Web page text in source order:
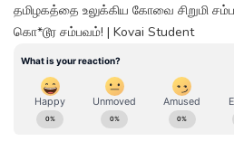
தமிழகத்தை உலுக்கிய கோவை சிறுமி
கொ*டூர சம்பவம்! | Kovai Student